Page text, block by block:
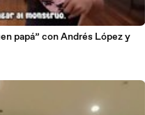
papá” con Andrés López y